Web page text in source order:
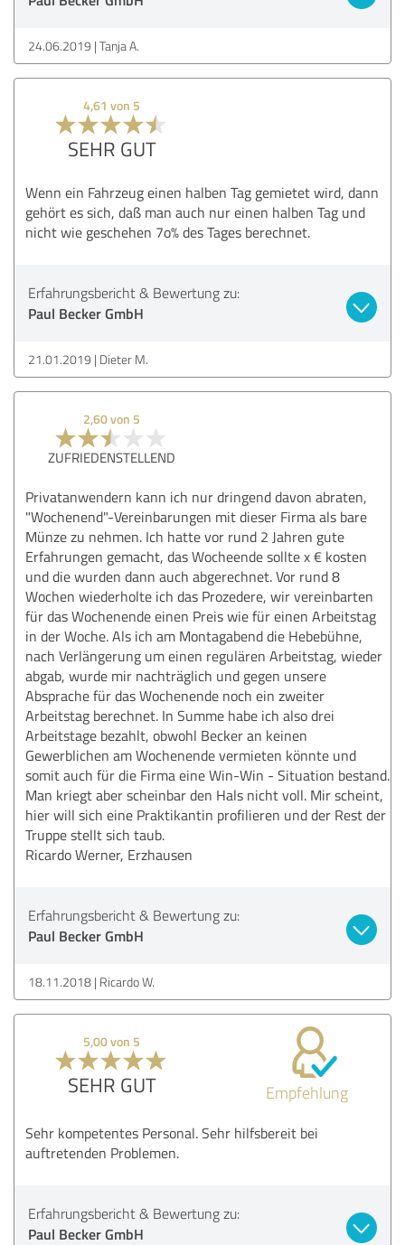
24.06.2019 Tanja A.
4,61 von 5
SEHR GUT
Wenn ein Fahrzeug einen halben Tag gemietet wird, dann
gehört es sich, daß man auch nur einen halben Tag und
nicht wie geschehen 7o% des Tages berechnet.
Erfahrungsbericht & Bewertung zu:
Paul Becker GmbH
21.01.2019 Dieter M.
2,60 von 5
ZUFRIEDENSTELLEND
Privatanwendern kann ich nur dringend davon abraten,
"Wochenend"-Vereinbarungen mit dieser Firma als bare
Münze zu nehmen. Ich hatte vor rund 2 Jahren gute
Erfahrungen gemacht, das Wocheende sollte x € kosten
und die wurden dann auch abgerechnet. Vor rund 8
Wochen wiederholte ich das Prozedere, wir vereinbarten
für das Wochenende einen Preis wie für einen Arbeitstag
in der Woche. Als ich am Montagabend die Hebebühne,
nach Verlängerung um einen regulären Arbeitstag, wieder
abgab, wurde mir nachträglich und gegen unsere
Absprache für das Wochenende noch ein zweiter
Arbeitstag berechnet. In Summe habe ich also drei
Arbeitstage bezahlt, obwohl Becker an keinen
Gewerblichen am Wochenende vermieten könnte und
somit auch für die Firma eine Win-Win - Situation bestand.
Man kriegt aber scheinbar den Hals nicht voll. Mir scheint,
hier will sich eine Praktikantin profilieren und der Rest der
Truppe stellt sich taub.
Ricardo Werner, Erzhausen
Erfahrungsbericht & Bewertung zu:
Paul Becker GmbH
18.11.2018 Ricardo W.
5,00 von 5
SEHR GUT Empfehlung
Sehr kompetentes Personal. Sehr hilfsbereit bei
auftretenden Problemen.
Erfahrungsbericht & Bewertung zu:
Paul Becker GmbH